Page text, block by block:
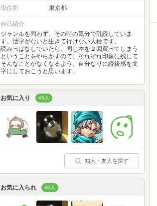
現住所 東京都
自己紹介
ジャンルを問わず、その時の気分で乱読していま
す。活字がないと生きて行けない人種です。
読みっぱなしでいたら、同じ本を２回買ってしまう
ということをやらかすので、それぞれ印象に残して
そんなことがなくなるよう、自分なりに読後感を文
字にしておこうと思います。
お気に入り 45人
知人・友人を探す
お気に入られ 46人